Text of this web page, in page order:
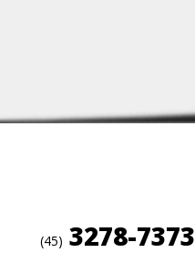
(45) 3278-7373